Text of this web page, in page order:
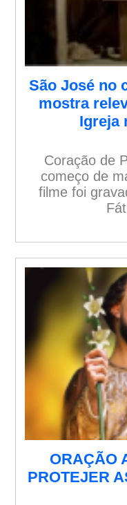
São José no
mostra
Igreja
Coração de
começo de
filme foi
ORAÇÃO
PROTEJER